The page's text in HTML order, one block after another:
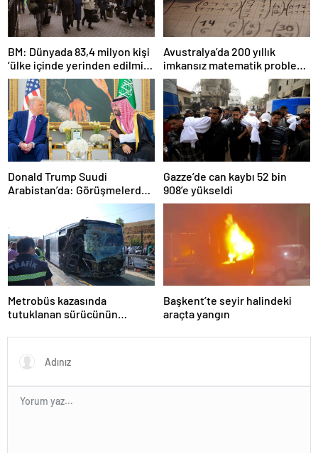
BM: Dünyada 83,4 milyon kişi
‘ülke içinde yerinden edilmiş’
olarak yaşıyor
Avustralya’da 200 yıllık
imkansız matematik problemi
çözüldü
Donald Trump Suudi
Arabistan’da: Görüşmelerde
Gazze’de can kaybı 52 bin
908’e yükseldi
Metrobüs kazasında
tutuklanan sürücünün
Başkent’te seyir halindeki
araçta yangın